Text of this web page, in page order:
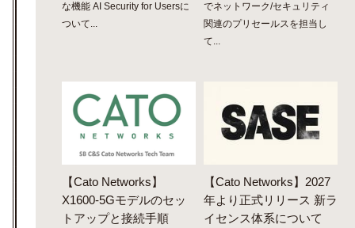
な機能 AI Security for Usersに
ついて...
でネットワーク/セキュリティ
関連のプリセールスを担当し
て...
【Cato Networks】
X1600-5Gモデルのセッ
トアップと接続手順
【Cato Networks】2027
年より正式リリース 新ラ
イセンス体系について